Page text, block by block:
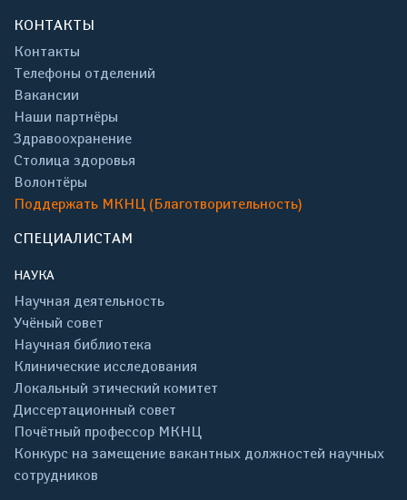
КОНТАКТЫ
Контакты
Телефоны отделений
Вакансии
Наши партнёры
Здравоохранение
Столица здоровья
Волонтёры
Поддержать МКНЦ (Благотворительность)
СПЕЦИАЛИСТАМ
НАУКА
Научная деятельность
Учёный совет
Научная библиотека
Клинические исследования
Локальный этический комитет
Диссертационный совет
Почётный профессор МКНЦ
Конкурс на замещение вакантных должностей научных
сотрудников